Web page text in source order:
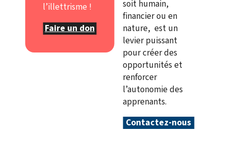
l’illettrisme !
Faire un don
soit humain,
financier ou en
nature, est un
levier puissant
pour créer des
opportunités et
renforcer
l’autonomie des
apprenants.
Contactez-nous